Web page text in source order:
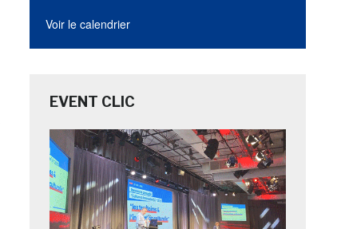
Voir le calendrier
EVENT CLIC